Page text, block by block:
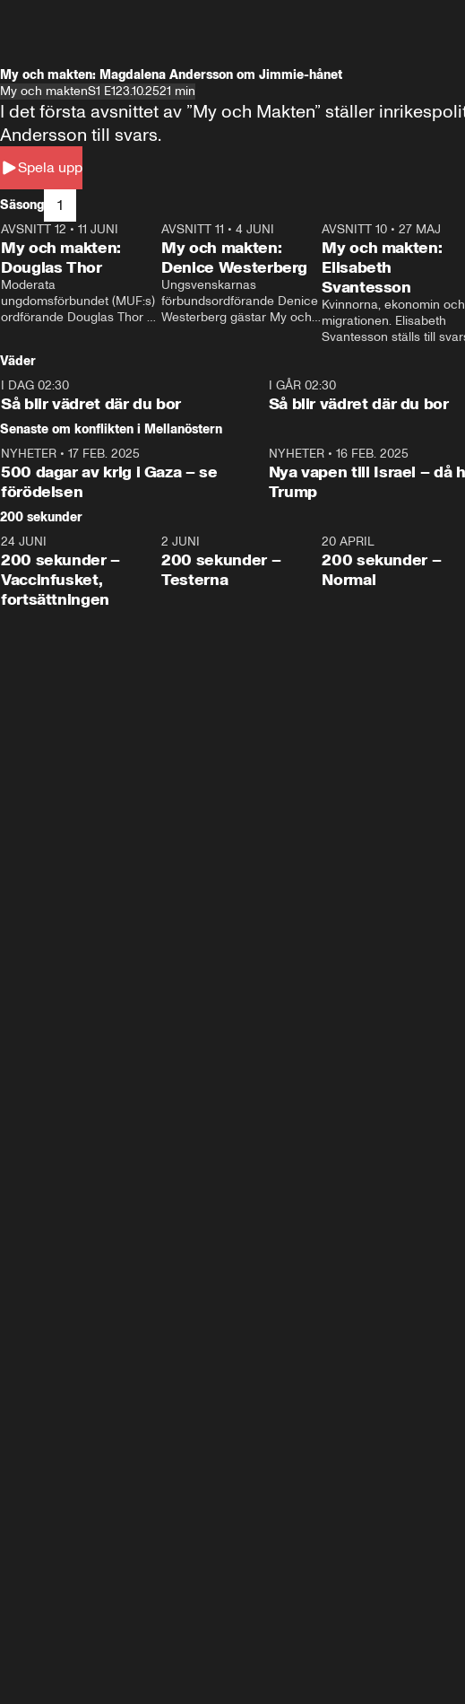
My och makten: Magdalena Andersson om Jimmie-hånet
My och maktenS1 E123.10.2521 min
Spela upp
I det första avsnittet av ”My och Makten” ställer
Andersson till svars.
Säsong 1
26:27
AVSNITT 12 • 11 JUNI
My och makten:
Douglas Thor
Moderata
ungdomsförbundet (MUF:s)
ordförande Douglas Thor
tonårsutvisningarna och hur
Moderaterna ska locka
väljare till valet i höst.
23:40
AVSNITT 11 •4 JUNI
My och makten:
Denice Westerberg
Ungsvenskarnas
förbundsordförande Denice
Westerberg gästar My och
AVSNITT 10 •27 MAJ
My och makten:
Elisabeth
Svantesson
Kvinnorna, ekonomin och
migrationen. Elisabeth
Svantesson ställs till
Väder
I DAG 02:30
Så blir vädret där du bor
I GÅR 02:30
Så blir vädret där du bor
Senaste om konflikten i Mellanöstern
NYHETER • 17 FEB. 2025
500 dagar av krig i Gaza – se
förödelsen
NYHETER• 16 FEB. 2025
Nya vapen till Israel – då
Trump
200 sekunder
5:00
24 JUNI
200 sekunder –
Vaccinfusket,
fortsättningen
4:23
2 JUNI
200 sekunder –
Testerna
20 APRIL
200 sekunder –
Normal